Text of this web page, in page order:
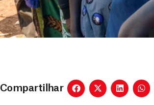
Compartilhar